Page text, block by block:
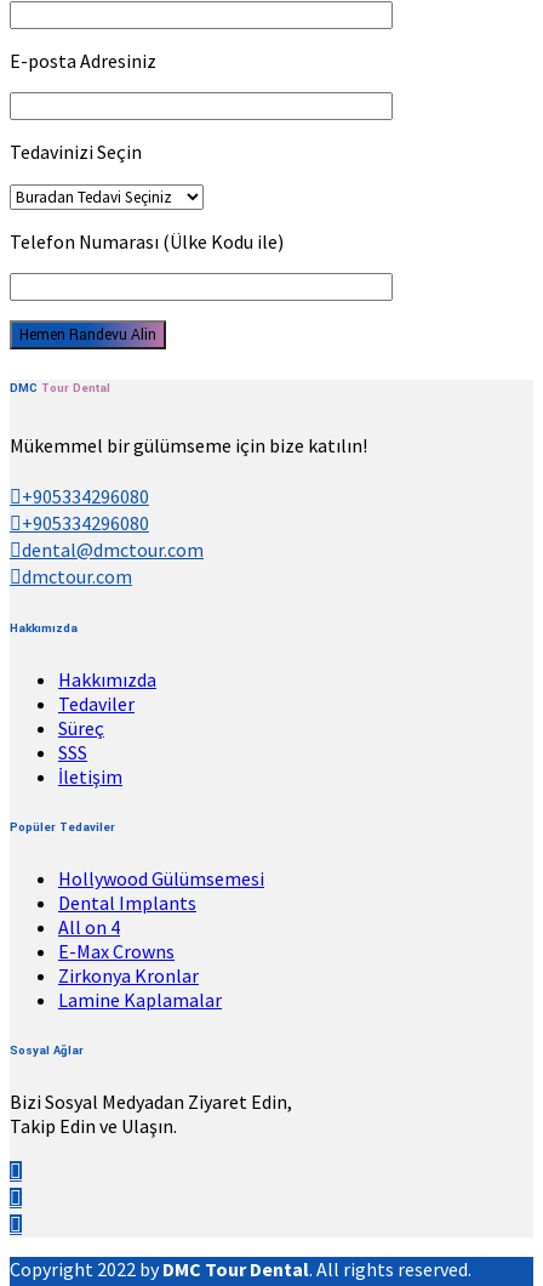
E-posta Adresiniz
Tedavinizi Seçin
Telefon Numarası (Ülke Kodu ile)
DMC Tour Dental
Mükemmel bir gülümseme için bize katılın!
+905334296080
+905334296080
dental@dmctour.com
dmctour.com
Hakkımızda
Hakkımızda
Tedaviler
Süreç
SSS
İletişim
Popüler Tedaviler
Hollywood Gülümsemesi
Dental Implants
All on 4
E-Max Crowns
Zirkonya Kronlar
Lamine Kaplamalar
Sosyal Ağlar
Bizi Sosyal Medyadan Ziyaret Edin,
Takip Edin ve Ulaşın.
Copyright 2022 byDMC Tour Dental. All rights reserved.